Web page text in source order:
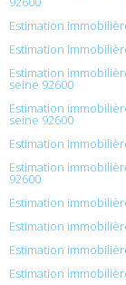
Estimation
Estimation
Estimation
seine 92600
Estimation
seine 92600
Estimation
Estimation
92600
Estimation
Estimation
Estimation
Estimation